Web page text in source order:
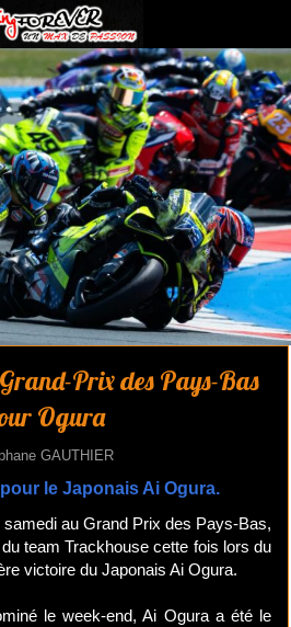
Prix des Pays-Bas
Ogura
GAUTHIER
le Japonais Ai Ogura.
au Grand Prix des Pays-Bas,
team Trackhouse cette fois lors du
victoire du Japonais Ai Ogura.
le week-end, Ai Ogura a été le